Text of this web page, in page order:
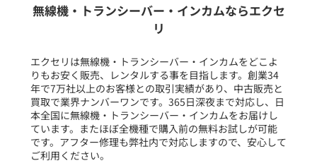
フリーワード入力(製品名等)
選択条件をリセット
無線機・トランシーバー・インカムならエクセ
リ
エクセリは無線機・トランシーバー・インカムをどこよ
りもお安く販売、レンタルする事を目指します。創業34
年で7万社以上のお客様との取引実績があり、中古販売と
買取で業界ナンバーワンです。365日深夜まで対応し、日
本全国に無線機・トランシーバー・インカムをお届けし
ています。またほぼ全機種で購入前の無料お試しが可能
です。アフター修理も弊社内で対応しますので、安心して
ご利用ください。